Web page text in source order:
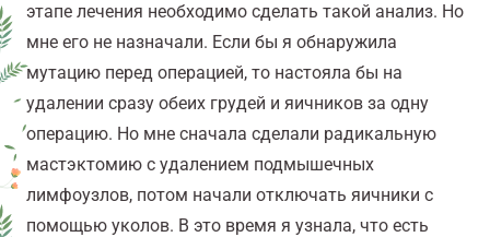
этапе лечения необходимо сделать такой анализ. Но
мне его не назначали. Если бы я обнаружила
мутацию перед операцией, то настояла бы на
удалении сразу обеих грудей и яичников за одну
операцию. Но мне сначала сделали радикальную
мастэктомию с удалением подмышечных
лимфоузлов, потом начали отключать яичники с
помощью уколов. В это время я узнала, что есть